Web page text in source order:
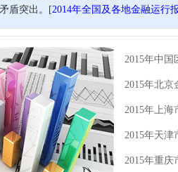
盾突出。[2014年全国及各地金融运行
2015年中国
2015年北京
2015年上海
2015年天津
2015年重庆